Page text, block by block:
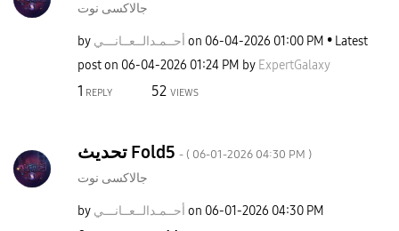
جالاكسى نوت
by أحــمـدالــعــانـــي on ‎06-04-2026 01:00 PM
Latest
post on ‎06-04-2026 01:24 PM by ExpertGalaxy
1 REPLY 52 VIEWS
تحديث Fold5 - ( ‎06-01-2026 04:30 PM )
جالاكسى نوت
by أحــمـدالــعــانـــي on ‎06-01-2026 04:30 PM